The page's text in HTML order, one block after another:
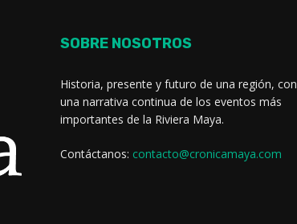
SOBRE NOSOTROS
Historia, presente y futuro de una región, con
una narrativa continua de los eventos más
importantes de la Riviera Maya.
Contáctanos: contacto@cronicamaya.com